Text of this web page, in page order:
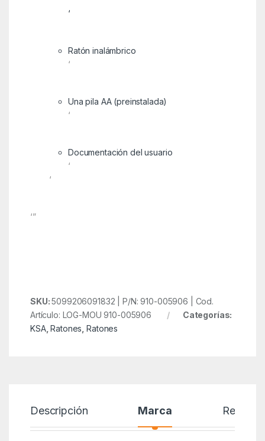
‘
Ratón inalámbrico
‘
Una pila AA (preinstalada)
‘
Documentación del usuario
‘
‘
‘”
SKU:5099206091832 | P/N: 910-005906 | Cod.
Artículo: LOG-MOU 910-005906
Categorías:
KSA,Ratones ,Ratones
Descripción Marca Reseñas